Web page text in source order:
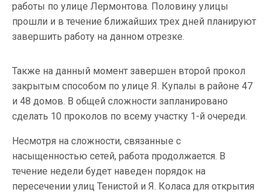
работы по улице Лермонтова. Половину улицы
прошли и в течение ближайших трех дней планируют
завершить работу на данном отрезке.
Также на данный момент завершен второй прокол
закрытым способом по улице Я. Купалы в районе 47
и 48 домов. В общей сложности запланировано
сделать 10 проколов по всему участку 1-й очереди.
Несмотря на сложности, связанные с
насыщенностью сетей, работа продолжается. В
течение недели будет наведен порядок на
пересечении улиц Тенистой и Я. Коласа для открытия